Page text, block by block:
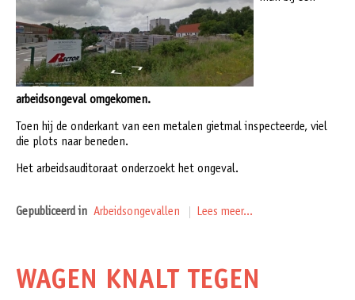
arbeidsongeval omgekomen.
Toen hij de onderkant van een metalen gietmal inspecteerde, viel
die plots naar beneden.
Het arbeidsauditoraat onderzoekt het ongeval.
Gepubliceerd in Arbeidsongevallen Lees meer...
WAGEN KNALT TEGEN